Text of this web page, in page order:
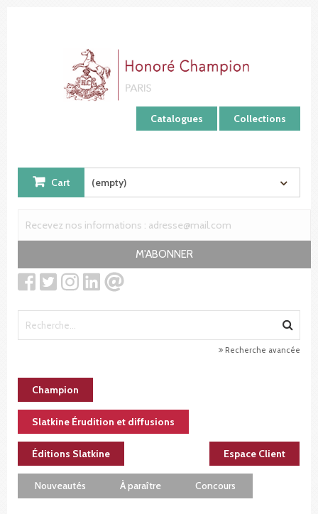
Catalogues Collections
Cart (empty)
M'ABONNER
Recherche avancée
Champion
Slatkine Érudition et diffusions
Éditions Slatkine Espace Client
Nouveautés À paraître Concours